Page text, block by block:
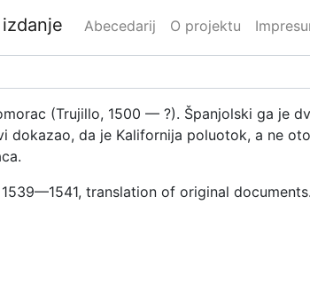
izdanje Abecedarij O projektu
(Trujillo, 1500 — ?). Španjolski ga je
dokazao, da je Kalifornija poluotok, a ne
translation of original documents.